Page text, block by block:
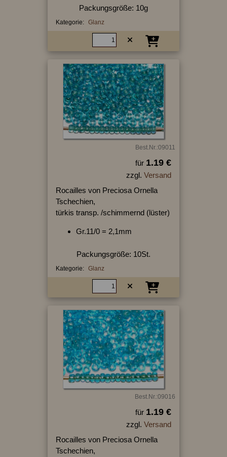
Packungsgröße: 10g
Kategorie: Glanz
Best.Nr.:09011
für 1.19 €
zzgl. Versand
Rocailles von Preciosa Ornella
Tschechien,
türkis transp. /schimmernd (lüster)
Gr.11/0 = 2,1mm
Packungsgröße: 10St.
Kategorie: Glanz
Best.Nr.:09016
für 1.19 €
zzgl. Versand
Rocailles von Preciosa Ornella
Tschechien,